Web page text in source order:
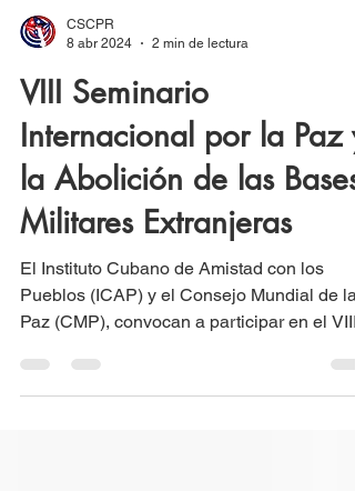
8 abr 2024
2 min de lectura
VIII Seminario
Internacional por la Paz y
la Abolición de las Bases
Militares Extranjeras
El Instituto Cubano de Amistad con los
Pueblos (ICAP) y el Consejo Mundial de la